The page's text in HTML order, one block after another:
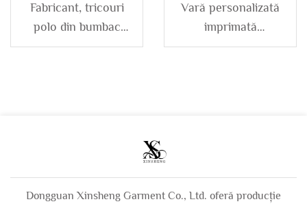
Fabricant, tricouri
polo din bumbac
tricotat, cu mâneci
Vară personalizată
imprimată
camouflage camo
Dongguan Xinsheng Garment Co., Ltd. oferă producție